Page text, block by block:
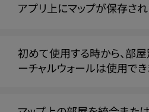
アプリ上にマップが保存され
初めて使用する時から、部
ーチャルウォールは使用でき